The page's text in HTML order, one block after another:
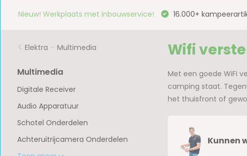
Nieuw! Werkplaats met inbouwservice! 16.000+
Elektra - Multimedia
Multimedia
Digitale Receiver
Audio Apparatuur
Schotel Onderdelen
Achteruitrijcamera Onderdelen
Wifi
Met een goede WiFi
camping staat.
het thuisfront of
Kunnen